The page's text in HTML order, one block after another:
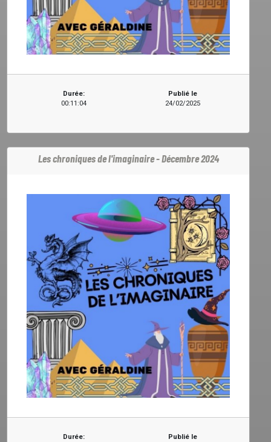
Durée:
00:11:04
Publié le
24/02/2025
Les chroniques de l'imaginaire - Décembre 2024
Durée:
Publié le